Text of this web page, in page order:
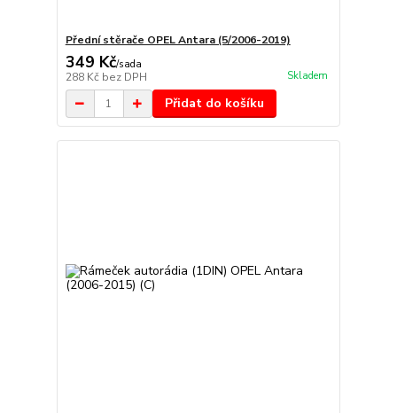
Přední stěrače OPEL Antara (5/2006-2019)
349 Kč/sada
288 Kč bez DPH Skladem
Přidat do košíku